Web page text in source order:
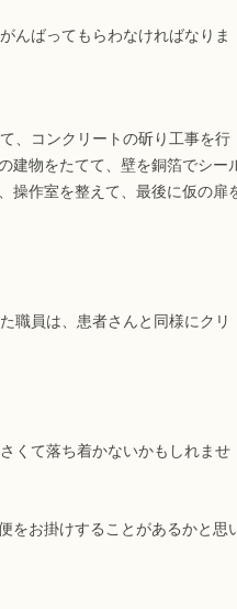
んばってもらわなければなりま
、コンクリートの斫り工事を行
建物をたてて、壁を銅箔でシー
操作室を整えて、最後に仮の扉
職員は、患者さんと同様にクリ
くて落ち着かないかもしれませ
をお掛けすることがあるかと思